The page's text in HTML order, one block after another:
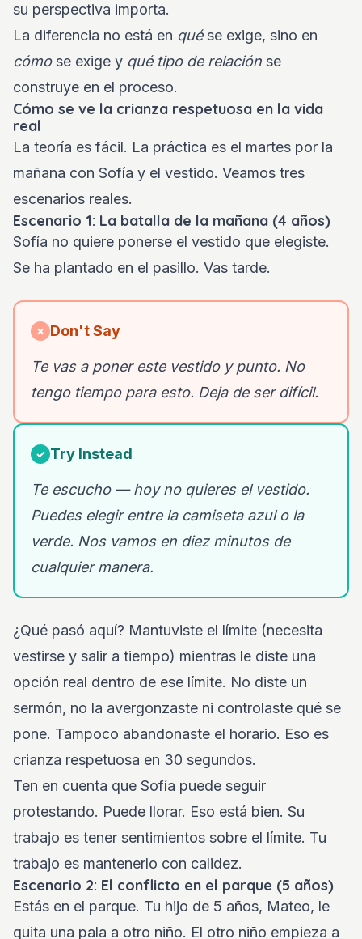
su perspectiva importa.
La diferencia no está en quése exige, sino en
cómose exige y qué tipo de relación se
construye en el proceso.
Cómo se ve la crianza respetuosa en la vida
real
La teoría es fácil. La práctica es el martes por la
mañana con Sofía y el vestido. Veamos tres
escenarios reales.
Escenario 1: La batalla de la mañana (4 años)
Sofía no quiere ponerse el vestido que elegiste.
Se ha plantado en el pasillo. Vas tarde.
✗ Don't Say
Te vas a poner este vestido y punto. No
tengo tiempo para esto. Deja de ser difícil.
✓ Try Instead
Te escucho — hoy no quieres el vestido.
Puedes elegir entre la camiseta azul o la
verde. Nos vamos en diez minutos de
cualquier manera.
¿Qué pasó aquí? Mantuviste el límite (necesita
vestirse y salir a tiempo) mientras le diste una
opción real dentro de ese límite. No diste un
sermón, no la avergonzaste ni controlaste qué se
pone. Tampoco abandonaste el horario. Eso es
crianza respetuosa en 30 segundos.
Ten en cuenta que Sofía puede seguir
protestando. Puede llorar. Eso está bien. Su
trabajo es tener sentimientos sobre el límite. Tu
trabajo es mantenerlo con calidez.
Escenario 2: El conflicto en el parque (5 años)
Estás en el parque. Tu hijo de 5 años, Mateo, le
quita una pala a otro niño. El otro niño empieza a